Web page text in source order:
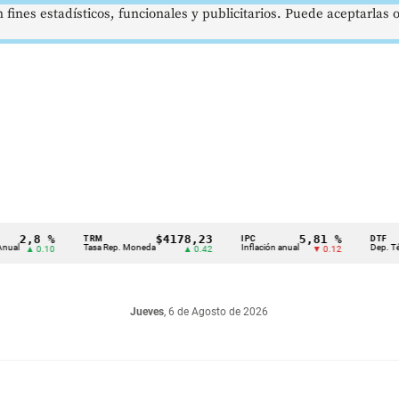
%
0.10 Tasa Rep. Moneda
$4178,23
▲ 0.42 Inflación anual
5,81 %
▼ 0.12 Dep. Término
Jueves, 6 de Agosto de 2026
estadísticos, funcionales y publicitarios. Puede aceptarlas